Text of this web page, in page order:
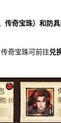
传奇宝珠）和防具
奇宝珠可前往兑